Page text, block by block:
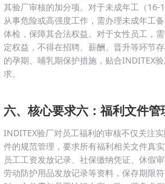
其验厂审核的加分项。对于未成年工（16-
从事危险或高强度工作，需办理未成年工
体检，保障其合法权益。对于女性员工，
定权益，不得在招聘、薪酬、晋升等环节
的孕期、哺乳期保护措施，贴合INDITEX
求。
六、核心要求六：福利文件
INDITEX验厂对员工福利的审核不仅关注
件的规范管理，要求所有福利相关文件真
员工工资发放记录、社保缴纳凭证、休假
劳动防护用品发放记录等资料，保存期限